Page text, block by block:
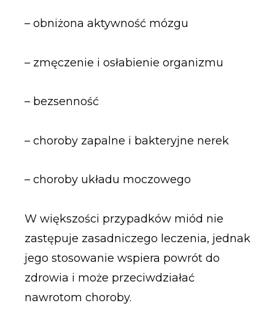
– obniżona aktywność mózgu
– zmęczenie i osłabienie organizmu
– bezsenność
– choroby zapalne i bakteryjne nerek
– choroby układu moczowego
W większości przypadków miód nie
zastępuje zasadniczego leczenia, jednak
jego stosowanie wspiera powrót do
zdrowia i może przeciwdziałać
nawrotom choroby.